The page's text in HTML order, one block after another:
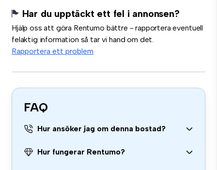
Har du upptäckt ett fel i annonsen?
Hjälp oss att göra Rentumo bättre - rapportera eventuell
felaktig information så tar vi hand om det.
Rapportera ett problem
FAQ
Hur ansöker jag om denna bostad?
Hur fungerar Rentumo?